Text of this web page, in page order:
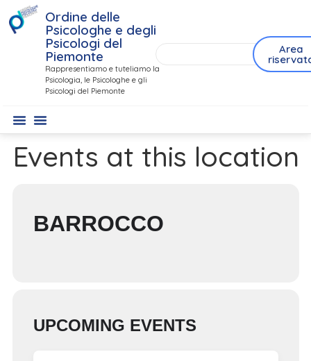
Ordine delle
Psicologhe e degli
Psicologi del
Piemonte
Rappresentiamo e tuteliamo la
Psicologia, le Psicologhe e gli
Psicologi del Piemonte
Area
Events at this location
BARROCCO
UPCOMING EVENTS